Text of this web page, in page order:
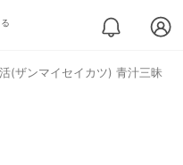
(ザンマイセイカツ) 青汁三昧